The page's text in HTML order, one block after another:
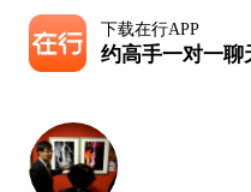
下载在行APP
约高手一对一聊